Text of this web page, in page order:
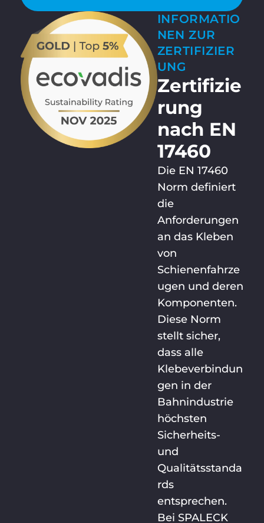
INFORMATIO
NEN ZUR
ZERTIFIZIER
UNG
Zertifizie
rung
nach EN
17460
Die EN 17460
Norm definiert
die
Anforderungen
an das Kleben
von
Schienenfahrze
ugen und deren
Komponenten.
Diese Norm
stellt sicher,
dass alle
Klebeverbindun
gen in der
Bahnindustrie
höchsten
Sicherheits-
und
Qualitätsstanda
rds
entsprechen.
Bei SPALECK